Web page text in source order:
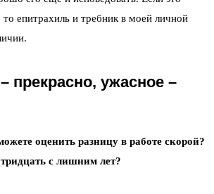
епитрахиль и требник в моей личной
прекрасно, ужасное –
оценить разницу в работе скорой?
с лишним лет?